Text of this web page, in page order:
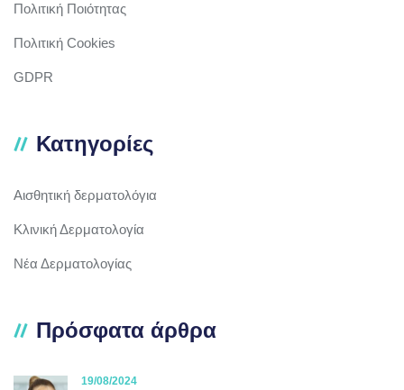
Πολιτική Ποιότητας
Πολιτική Cookies
GDPR
Κατηγορίες
Αισθητική δερματολόγια
Κλινική Δερματολογία
Νέα Δερματολογίας
Πρόσφατα άρθρα
19/08/2024